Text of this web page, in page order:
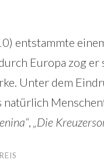
entstammte
Europa zog
Unter dem
, „Die